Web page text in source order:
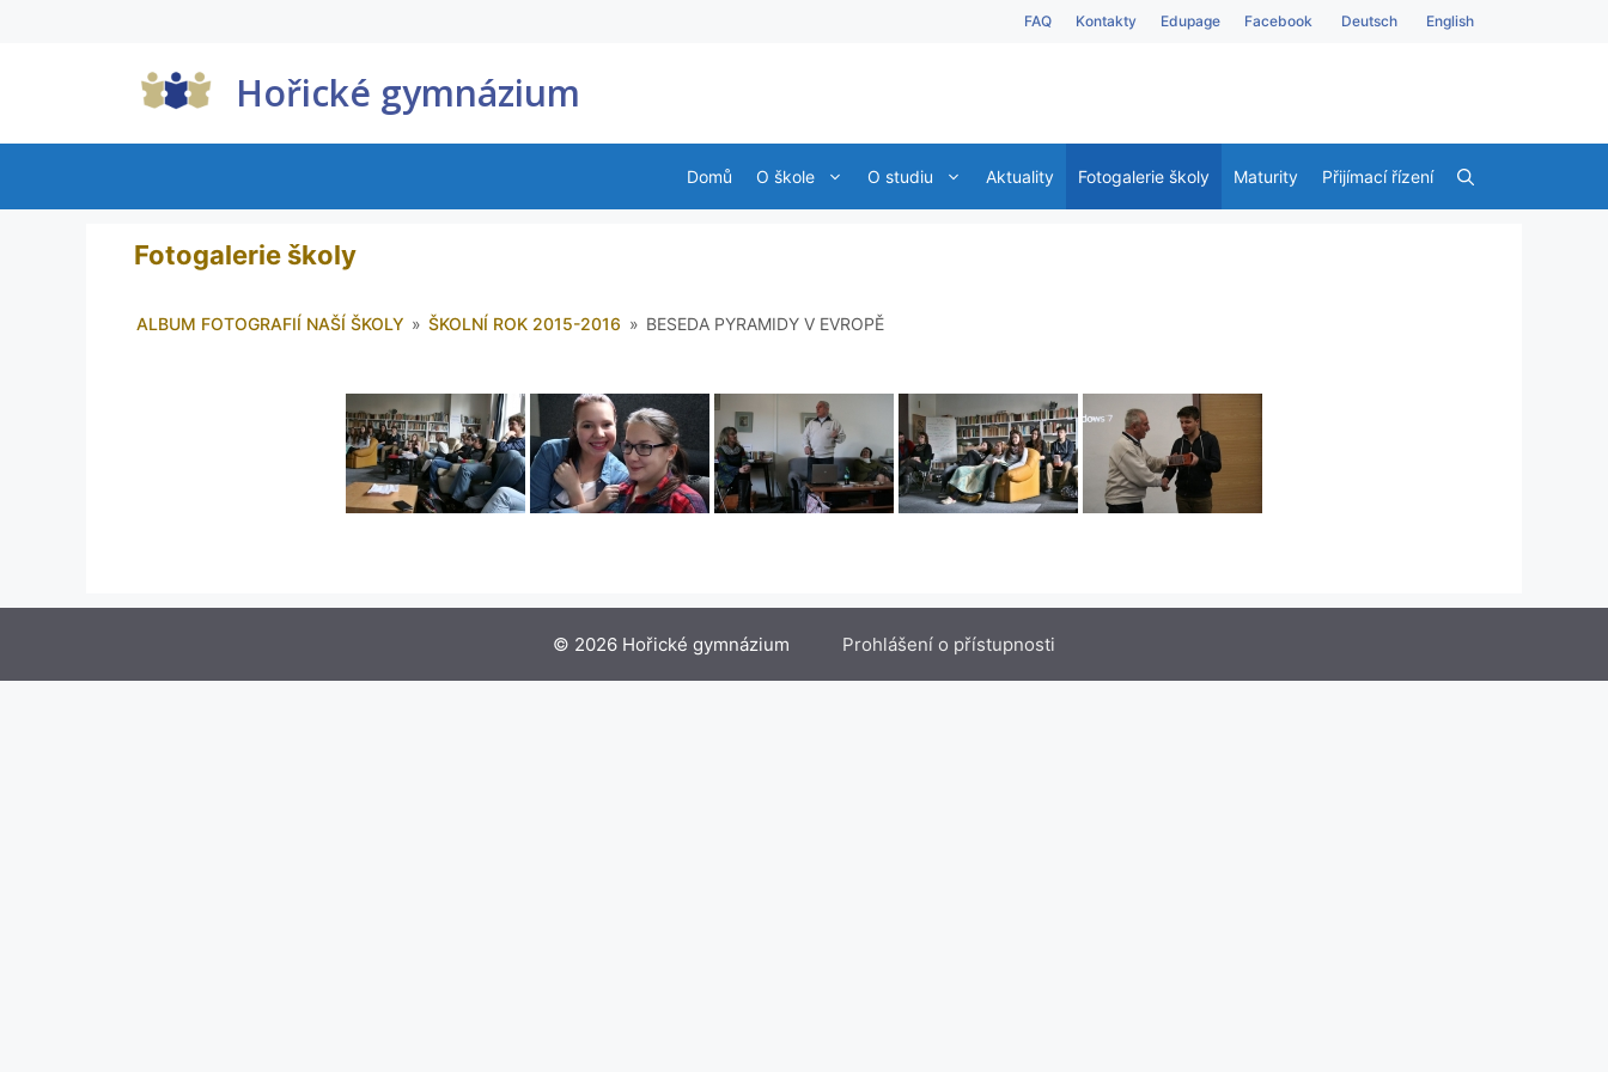
FAQ Kontakty Edupage Facebook Deutsch English
Hořické gymnázium
Domů O škole O studiu Aktuality Fotogalerie školy Maturity Přijímací řízení
Fotogalerie školy
ALBUM FOTOGRAFIÍ NAŠÍ ŠKOLY » ŠKOLNÍ ROK 2015-2016 » BESEDA PYRAMIDY V EVROPĚ
© 2026 Hořické gymnázium Prohlášení o přístupnosti